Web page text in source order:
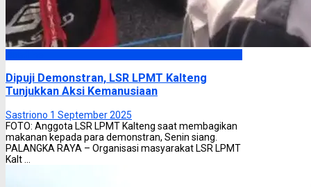
Dipuji Demonstran, LSR LPMT Kalteng
Tunjukkan Aksi Kemanusiaan
Sastriono 1 September 2025
FOTO: Anggota LSR LPMT Kalteng saat membagikan
makanan kepada para demonstran, Senin siang.
PALANGKA RAYA – Organisasi masyarakat LSR LPMT
Kalt ...